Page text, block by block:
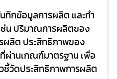
ทึกข้อมูลการผลิต และทำ
ช่น ปริมาณการผลิตของ
รผลิต ประสิทธิภาพของ
ผ่านเกณฑ์มาตรฐาน เพื่อ
ชี้วัดประสิทธิภาพการผลิต